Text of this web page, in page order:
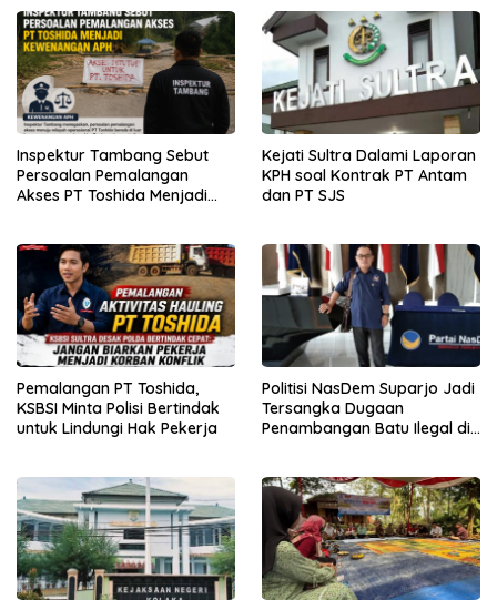
Inspektur Tambang Sebut
Persoalan Pemalangan
Akses PT Toshida Menjadi
Kejati Sultra Dalami Laporan
KPH soal Kontrak PT Antam
dan PT SJS
Pemalangan PT Toshida,
KSBSI Minta Polisi Bertindak
untuk Lindungi Hak Pekerja
Politisi NasDem Suparjo Jadi
Tersangka Dugaan
Penambangan Batu Ilegal di